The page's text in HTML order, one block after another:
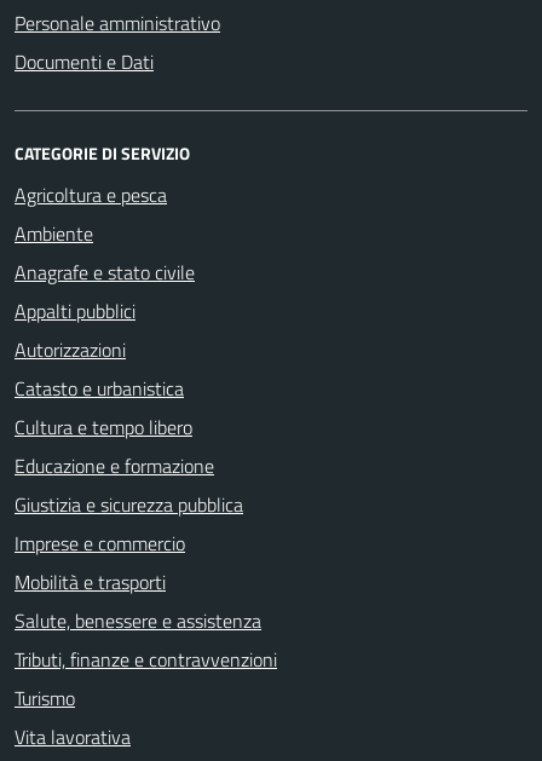
Personale amministrativo
Documenti e Dati
CATEGORIE DI SERVIZIO
Agricoltura e pesca
Ambiente
Anagrafe e stato civile
Appalti pubblici
Autorizzazioni
Catasto e urbanistica
Cultura e tempo libero
Educazione e formazione
Giustizia e sicurezza pubblica
Imprese e commercio
Mobilità e trasporti
Salute, benessere e assistenza
Tributi, finanze e contravvenzioni
Turismo
Vita lavorativa